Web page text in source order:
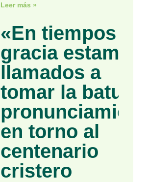
Leer más »
«En tiempos de
gracia estamos
llamados a
tomar la
en torno al
centenario
cristero